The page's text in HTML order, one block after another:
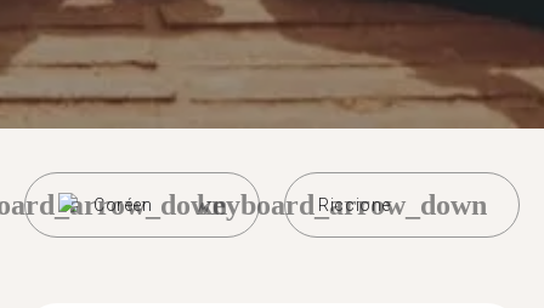
Coréen Riccione
keyboard_arrow_down